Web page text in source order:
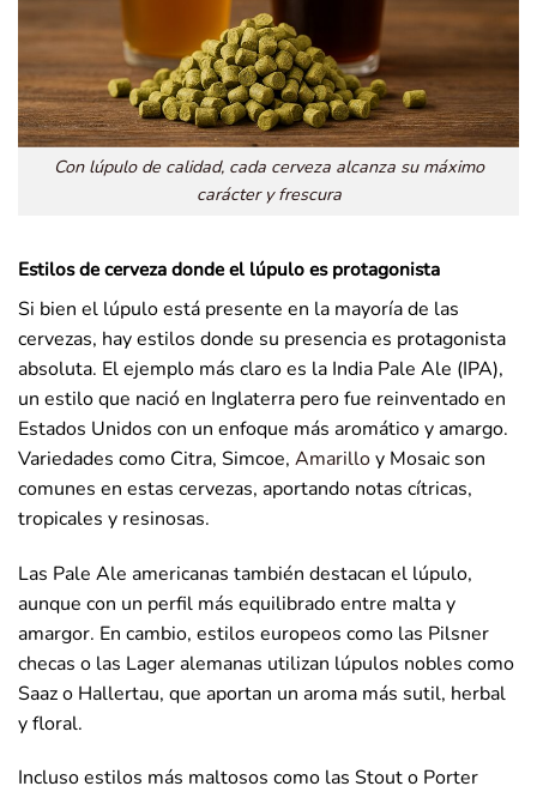
Con lúpulo de calidad, cada cerveza alcanza su máximo
carácter y frescura
Estilos de cerveza donde el lúpulo es protagonista
Si bien el lúpulo está presente en la mayoría de las
cervezas, hay estilos donde su presencia es protagonista
absoluta. El ejemplo más claro es la India Pale Ale (IPA),
un estilo que nació en Inglaterra pero fue reinventado en
Estados Unidos con un enfoque más aromático y amargo.
Variedades como Citra, Simcoe, Amarilloy Mosaic son
comunes en estas cervezas, aportando notas cítricas,
tropicales y resinosas.
Las Pale Ale americanas también destacan el lúpulo,
aunque con un perfil más equilibrado entre malta y
amargor. En cambio, estilos europeos como las Pilsner
checas o las Lager alemanas utilizan lúpulos nobles como
Saaz o Hallertau, que aportan un aroma más sutil, herbal
y floral.
Incluso estilos más maltosos como las Stout o Porter